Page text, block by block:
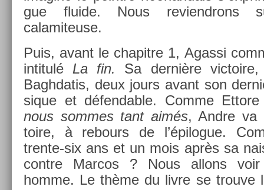
gue fluide. Nous re­viendrons
calamiteuse.
Puis, avant le chapit­re 1, Agas­si
in­titulé La fin. Sa dernière
Baghdatis, deux jours avant son
sique et défend­able. Comme
nous som­mes tant aimés, Andre va
toire, à re­bours de l’épilogue.
trente-six ans et un mois après sa
con­tre Mar­cos ? Nous al­lons voir
homme. Le thème du livre se trouve